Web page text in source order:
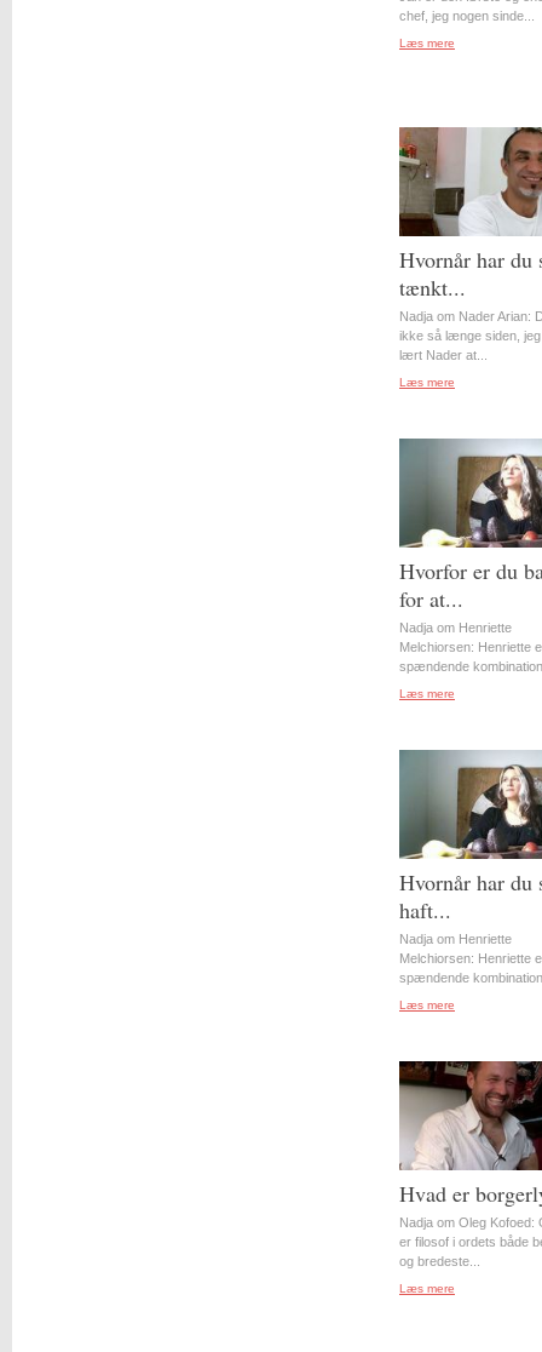
chef, jeg nogen sinde...
Læs mere
Hvornår har du
tænkt...
Nadja om Nader Arian:
ikke så længe siden,
lært Nader at...
Læs mere
Hvorfor er du
for at...
Nadja om Henriette
Melchiorsen: Henriette
spændende
Læs mere
Hvornår har du
haft...
Nadja om Henriette
Melchiorsen: Henriette
spændende
Læs mere
Hvad er
Nadja om Oleg Kofoed:
er filosof i ordets både
og bredeste...
Læs mere